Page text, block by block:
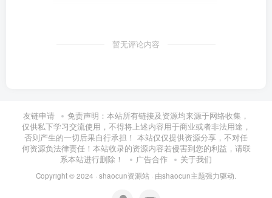
暂无评论内容
友链申请
免责声明：本站所有链接及资源均来源于网络收集，
仅供私下学习交流使用，不得将上述内容用于商业或者非法用途，
否则产生的一切后果自行承担！ 本站仅仅提供资源分享，不对任
何资源负法律责任！本站收录的资源内容若侵害到您的利益，请联
系本站进行删除！
广告合作 关于我们
Copyright © 2024 · shaocun资源站 · 由shaocun主题强力驱动.